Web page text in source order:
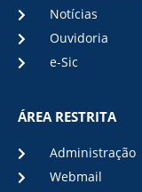
Notícias
Ouvidoria
e-Sic
ÁREA RESTRITA
Administração
Webmail